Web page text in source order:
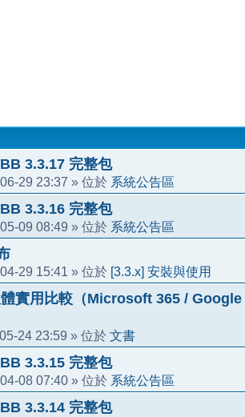
3.3.17 完整包
29 23:37 » 位於 系統公告區
3.3.16 完整包
09 08:49 » 位於 系統公告區
29 15:41 » 位於 [3.3.x] 安裝與使用
體實用比較（Microsoft 365 /
24 23:59 » 位於 文書
3.3.15 完整包
08 07:40 » 位於 系統公告區
3.3.14 完整包